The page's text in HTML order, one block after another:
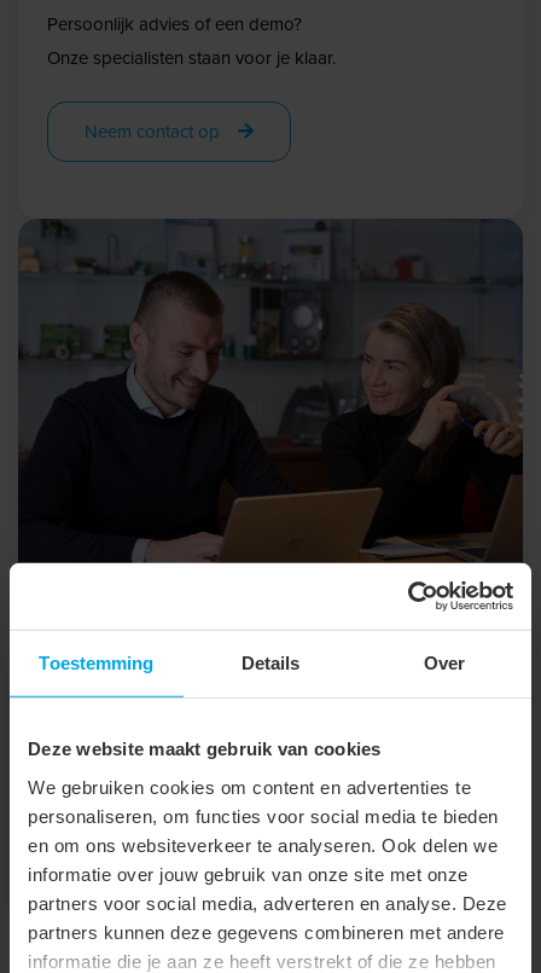
Toestemming Details Over
Deze website maakt gebruik van cookies
We gebruiken cookies om content en advertenties te
personaliseren, om functies voor social media te bieden
en om ons websiteverkeer te analyseren. Ook delen we
informatie over jouw gebruik van onze site met onze
partners voor social media, adverteren en analyse. Deze
partners kunnen deze gegevens combineren met andere
informatie die je aan ze heeft verstrekt of die ze hebben
Persoonlijk advies of een demo?
Onze specialisten staan voor je klaar.
Neem contact op
Werkenbijklemko.nl
aan innovatieve oplossingen in elektrotechniek.
Bekijk vacatures